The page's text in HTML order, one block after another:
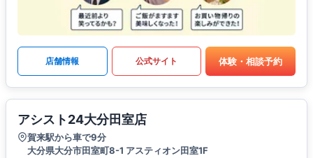
店舗情報 公式サイト 体験・相談予約
アシスト24大分田室店
賀来駅から車で9分
大分県大分市田室町8-1 アスティオン田室1F